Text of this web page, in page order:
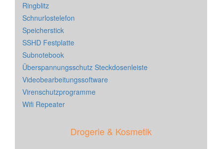
Ringblitz
Schnurlostelefon
Speicherstick
SSHD Festplatte
Subnotebook
Überspannungsschutz Steckdosenleiste
Videobearbeitungssoftware
Virenschutzprogramme
Wifi Repeater
Drogerie & Kosmetik